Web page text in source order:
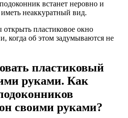
встанет неровно и
неаккуратный вид.
пластиковое окно
когда об этом задумываются не
пластиковый
руками. Как
своими руками?